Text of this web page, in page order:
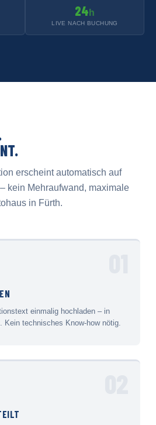
24 h
LIVE NACH BUCHUNG
erscheint automatisch auf
kein Mehraufwand, maximale
in Fürth.
einmalig hochladen – in
Kein technisches Know-how nötig.